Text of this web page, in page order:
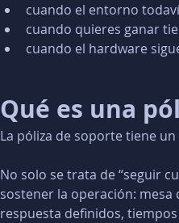
cuando el entorno
cuando quieres ganar
cuando el hardware
Qué es una
La póliza de soporte tiene
No solo se trata de “seguir
sostener la operación:
respuesta definidos,